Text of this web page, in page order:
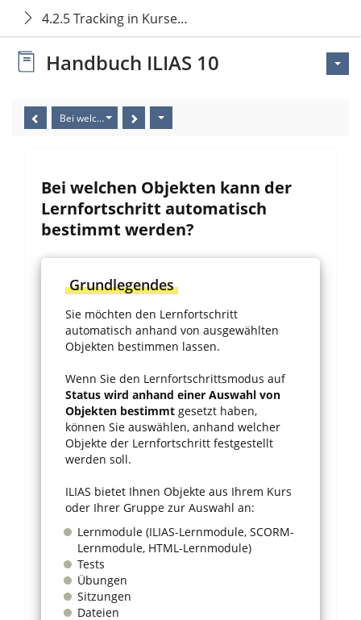
4.2.5 Tracking in Kursen und Gruppen einstellen
Handbuch ILIAS 10
Bei welchen Objekten kann der Lernfortschritt automatisch
Bei welchen Objekten kann der
Lernfortschritt automatisch
bestimmt werden?
Grundlegendes
Sie möchten den Lernfortschritt
automatisch anhand von ausgewählten
Objekten bestimmen lassen.
Wenn Sie den Lernfortschrittsmodus auf
Status wird anhand einer Auswahl von
Objekten bestimmt gesetzt haben,
können Sie auswählen, anhand welcher
Objekte der Lernfortschritt festgestellt
werden soll.
ILIAS bietet Ihnen Objekte aus Ihrem Kurs
oder Ihrer Gruppe zur Auswahl an:
Lernmodule (ILIAS-Lernmodule, SCORM-
Lernmodule, HTML-Lernmodule)
Tests
Übungen
Sitzungen
Dateien